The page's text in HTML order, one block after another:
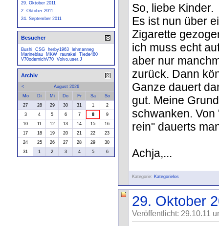
So, liebe Kinder.
Es ist nun über
Zigarette
ich muss echt
aber nur
zurück. Dann
Ganze dauert
gut. Meine
schwanken.
rein" dauerts
Achja,...
Kategorie: Kategorielos
29. Oktober
Veröffentlicht: 29.10.11
29. Oktober 2011
2. Oktober 2011
24. September 2011
Besucher
Bushi CSG herby1963
lehmanneg
Marineblau
MKW raurakel
Tiede480
V70odernichV70 Volvo.user.J
Archiv
<
August 2026
Mo
Di Mi Do Fr Sa
So
27
28 29 30 31 1
2
3
4 5 6 7 8
9
10
11 12 13 14 15
16
17
18 19 20 21 22
23
24
25 26 27 28 29
30
31
1 2 3 4 5 6